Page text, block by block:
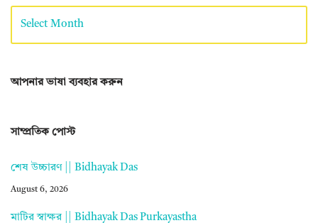
আপনার ভাষা ব্যবহার করুন
সাম্প্রতিক পোস্ট
শেষ উচ্চারণ || Bidhayak Das
August 6, 2026
মাটির স্বাক্ষর || Bidhayak Das Purkayastha